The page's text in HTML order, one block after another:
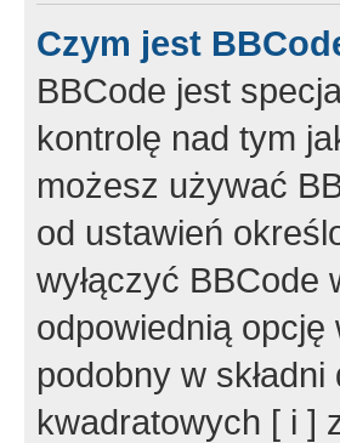
Czym jest
BBCode jest
kontrolę nad tym
możesz używać
od ustawień
wyłączyć
odpowiednią
podobny w
kwadratowych [ i ]